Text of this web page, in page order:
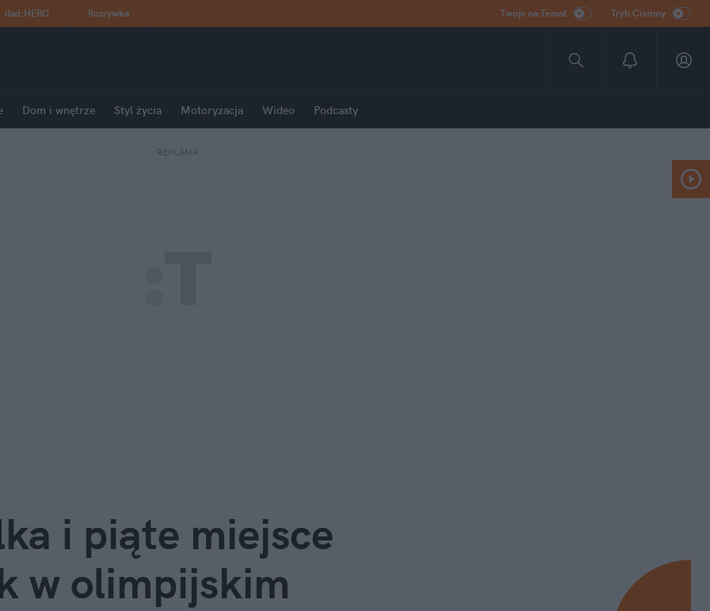
dad:HERO Rozrywka Twoje na:Temat Tryb Ciemny
Dom i wnętrze Styl życia Motoryzacja Wideo Podcasty
REKLAMA
i piąte miejsce
w olimpijskim